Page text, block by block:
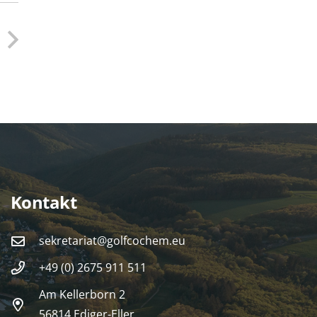
Kontakt
sekretariat@golfcochem.eu
+49 (0) 2675 911 511
Am Kellerborn 2